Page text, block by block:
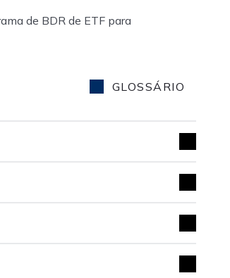
de BDR de ETF para
GLOSSÁRIO